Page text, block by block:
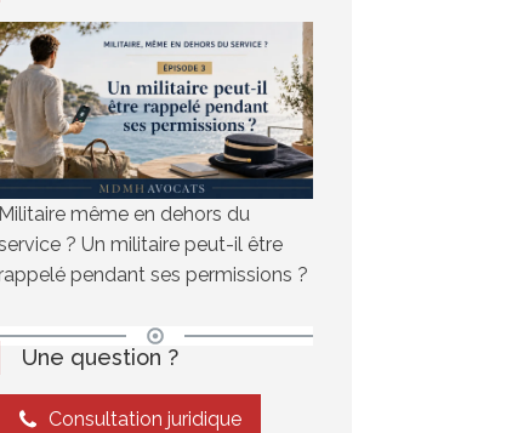
Militaire même en dehors du
? Un militaire peut-il être
pendant ses permissions ?
Une question ?
Consultation juridique